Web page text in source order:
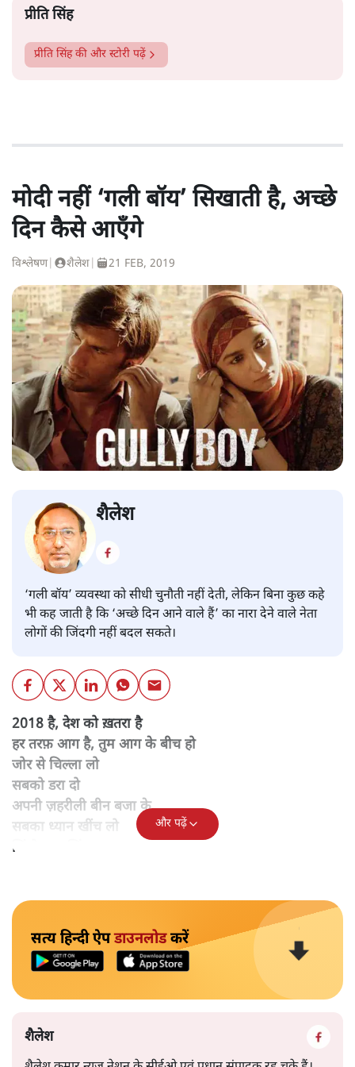
प्रीति सिंह
प्रीति सिंहकी और स्टोरी पढ़ें
मोदी नहीं ‘गली बॉय’ सिखाती है, अच्छे
दिन कैसे आएँगे
विश्लेषण| शैलेश 21 FEB, 2019
शैलेश
‘गली बॉय’ व्यवस्था को सीधी चुनौती नहीं देती, लेकिन बिना कुछ कहे
भी कह जाती है कि ‘अच्छे दिन आने वाले हैं’ का नारा देने वाले नेता
लोगों की जिंदगी नहीं बदल सकते।
2018 है, देश को ख़तरा है
हर तरफ़ आग है, तुम आग के बीच हो
जोर से चिल्ला लो
सबको डरा दो
अपनी ज़हरीली बीन बजा के
सबका ध्यान खींच लो
जिंगोस्तान जिंदाबाद -
और पढ़ें
सत्य हिन्दी ऐपडाउनलोडकरें
शैलेश